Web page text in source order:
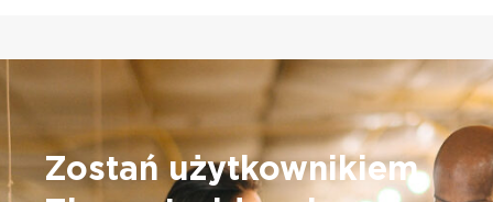
Zostań użytkownikiem